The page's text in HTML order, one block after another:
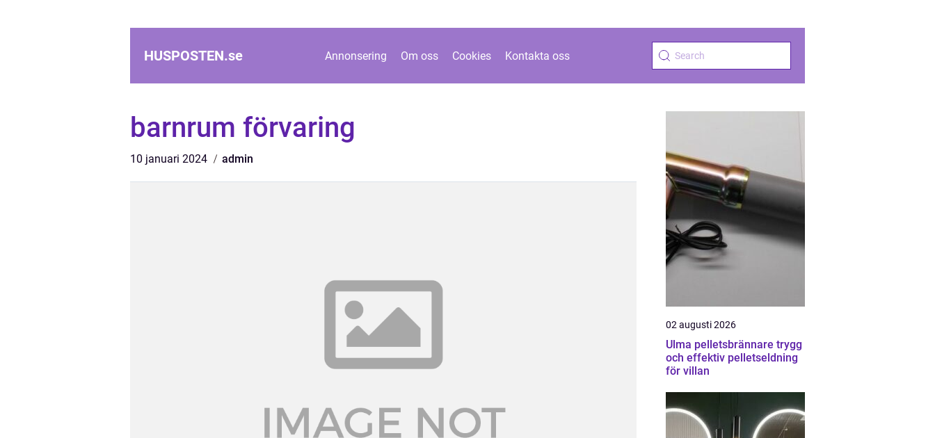
HUSPOSTEN.se Annonsering Om oss Cookies Kontakta oss
barnrum förvaring
10 januari 2024 admin
02 augusti 2026
Ulma pelletsbrännare trygg
och effektiv pelletseldning
för villan